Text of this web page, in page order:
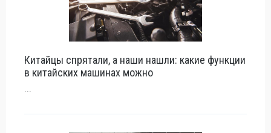
Китайцы спрятали, а наши нашли: какие функции
в китайских машинах можно